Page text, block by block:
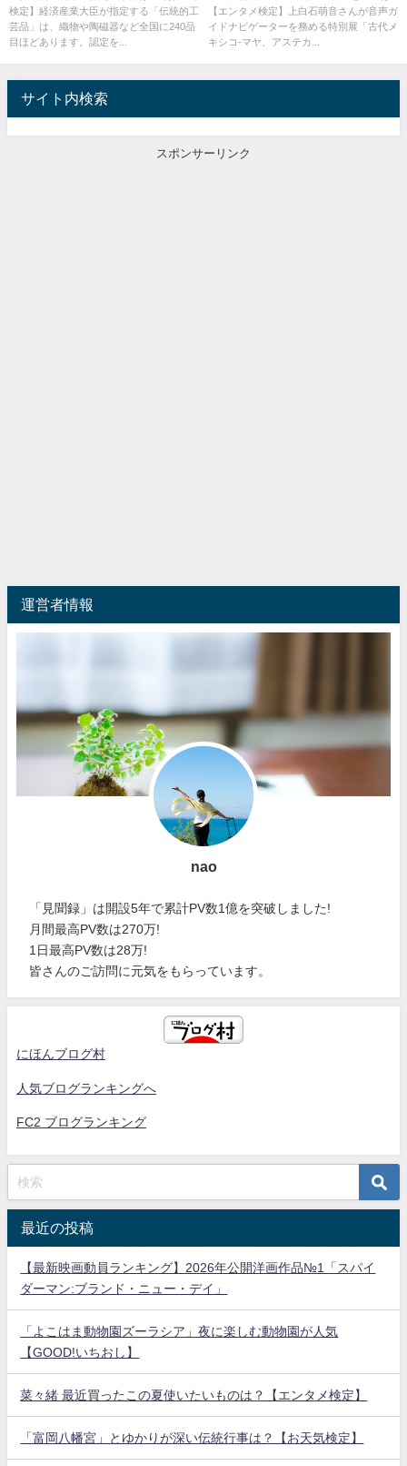
検定】経済産業大臣が指定する「伝統的工
芸品」は、織物や陶磁器など全国に240品
目ほどあります。認定を...
【エンタメ検定】上白石萌音さんが音声ガ
イドナビゲーターを務める特別展「古代メ
キシコ-マヤ、アステカ...
サイト内検索
スポンサーリンク
運営者情報
nao
「見聞録」は開設5年で累計PV数1億を突破しました!
月間最高PV数は270万!
1日最高PV数は28万!
皆さんのご訪問に元気をもらっています。
にほんブログ村
人気ブログランキングへ
FC2 ブログランキング
最近の投稿
【最新映画動員ランキング】2026年公開洋画作品№1「スパイ
ダーマン:ブランド・ニュー・デイ」
「よこはま動物園ズーラシア」夜に楽しむ動物園が人気
【GOOD!いちおし】
菜々緒 最近買ったこの夏使いたいものは？【エンタメ検定】
「富岡八幡宮」とゆかりが深い伝統行事は？【お天気検定】